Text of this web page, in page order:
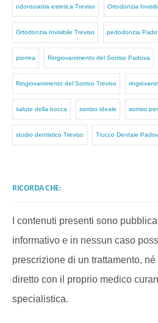
odontoiatria estetica Treviso Ortodonzia
Ortodonzia Invisibile Treviso pedodonzia
piorrea Ringiovanimento del Sorriso Padova
Ringiovanimento del Sorriso Treviso
salute della bocca sorriso ideale sorriso
studio dentistico Treviso Trucco Dentale
RICORDA CHE:
I contenuti presenti sono
informativo e in nessun caso
prescrizione di un trattamento,
diretto con il proprio medico
specialistica.